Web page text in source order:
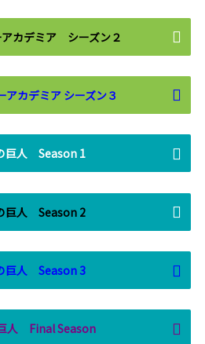
アカデミア シーズン２
アカデミア シーズン３
巨人 Season 1
巨人 Season 2
巨人 Season 3
人 Final Season